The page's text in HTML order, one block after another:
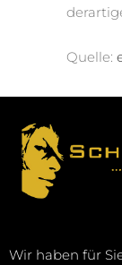
Quelle:
Wir haben für